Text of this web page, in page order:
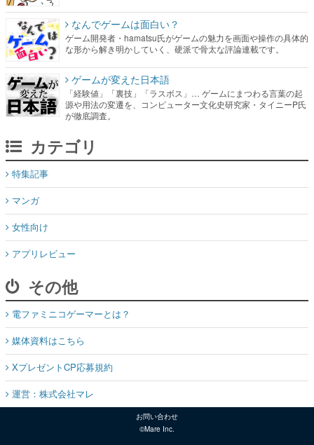
なんでゲームは面白い？
ゲーム開発者・hamatsu氏がゲームの魅力を画面や操作の具体的
な形から解き明かしていく、硬派で骨太な評論連載です。
ゲームが変えた日本語
「経験値」「裏技」「ラスボス」… ゲームにまつわる言葉の起
源や用法の変遷を、コンピューター文化史研究家・タイニーP氏
が徹底調査。
カテゴリ
特集記事
マンガ
女性向け
アプリレビュー
その他
電ファミニコゲーマーとは？
媒体資料はこちら
XプレゼントCP応募規約
運営：株式会社マレ
お問い合わせ
©Mare Inc.